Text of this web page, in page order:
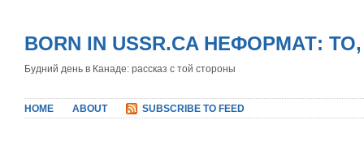
BORN IN USSR.CA НЕФОРМАТ:
Будний день в Канаде: рассказ с той стороны
HOME ABOUT SUBSCRIBE TO FEED